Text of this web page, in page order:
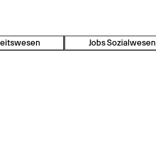
Jobs Sozialwesen